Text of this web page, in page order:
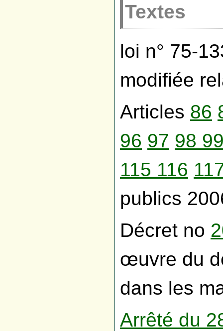
Textes
loi n° 75-
modifiée
Articles 86
96 97 98
115 116
publics
Décret no
œuvre du
dans les
Arrêté du